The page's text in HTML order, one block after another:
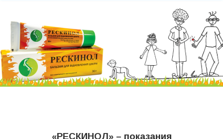
Продукты
Применение
Где купить
«РЕСКИНОЛ» – показания